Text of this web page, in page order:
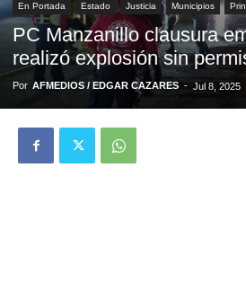
En Portada Estado Justicia Municipios
PC Manzanillo clausura
realizó explosión sin
Por AFMEDIOS / EDGAR CAZARES - Jul 8, 2025